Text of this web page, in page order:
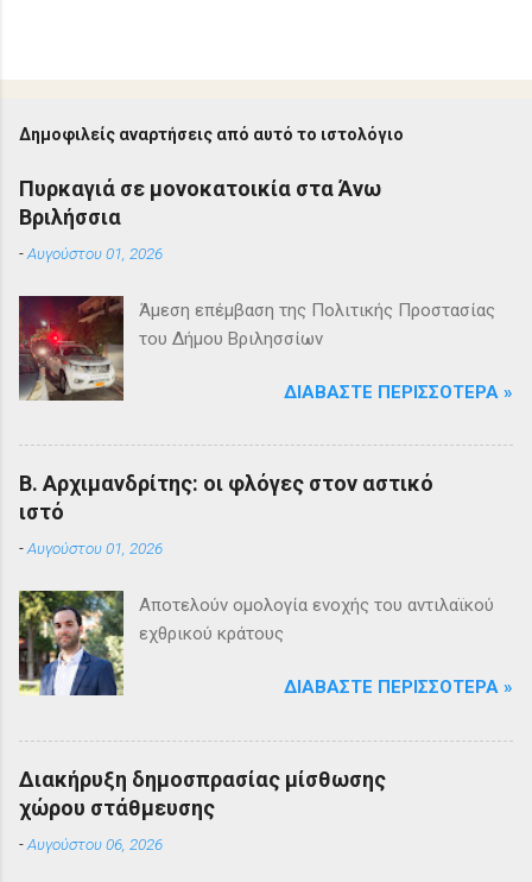
Δημοφιλείς αναρτήσεις από αυτό το ιστολόγιο
Πυρκαγιά σε μονοκατοικία στα Άνω
Βριλήσσια
-Αυγούστου 01, 2026
Άμεση επέμβαση της Πολιτικής Προστασίας
του Δήμου Βριλησσίων
ΔΙΑΒΆΣΤΕ ΠΕΡΙΣΣΌΤΕΡΑ »
Β. Αρχιμανδρίτης: οι φλόγες στον αστικό
ιστό
-Αυγούστου 01, 2026
Αποτελούν ομολογία ενοχής του αντιλαϊκού
εχθρικού κράτους
ΔΙΑΒΆΣΤΕ ΠΕΡΙΣΣΌΤΕΡΑ »
Διακήρυξη δημοσπρασίας μίσθωσης
χώρου στάθμευσης
-Αυγούστου 06, 2026